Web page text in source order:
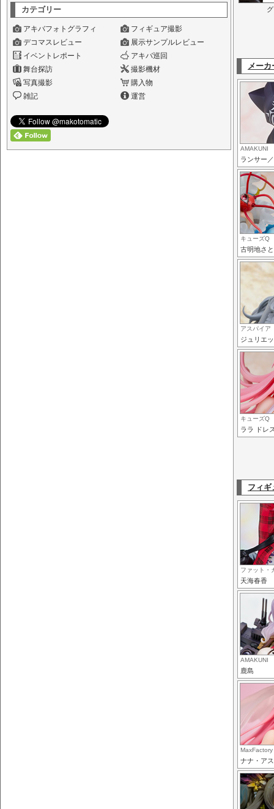
カテゴリー
アキバフォトグラフィ
フィギュア撮影
デコマスレビュー
展示サンプルレビュー
イベントレポート
アキバ巡回
舞台探訪
撮影機材
写真撮影
購入物
雑記
運営
メー
AMAKUNI
ランサー
キューズQ
古明地さ
アスパイア
ジュリエ
キューズQ
ララ ドレ
フィギ
ファット・
天海春香
AMAKUNI
鹿島
MaxFactory
ナナ・ア